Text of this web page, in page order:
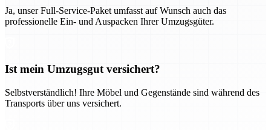
Ja, unser Full-Service-Paket umfasst auf Wunsch auch das
professionelle Ein- und Auspacken Ihrer Umzugsgüter.
Ist mein Umzugsgut versichert?
Selbstverständlich! Ihre Möbel und Gegenstände sind während des
Transports über uns versichert.